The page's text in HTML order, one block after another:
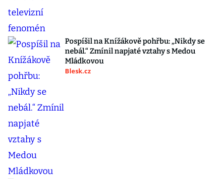
Pospíšil na Knížákově pohřbu: „Nikdy se
nebál.“ Zmínil napjaté vztahy s Medou
Mládkovou
Blesk.cz